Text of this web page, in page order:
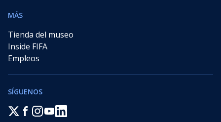
MÁS
Tienda del museo
Inside FIFA
Empleos
SÍGUENOS